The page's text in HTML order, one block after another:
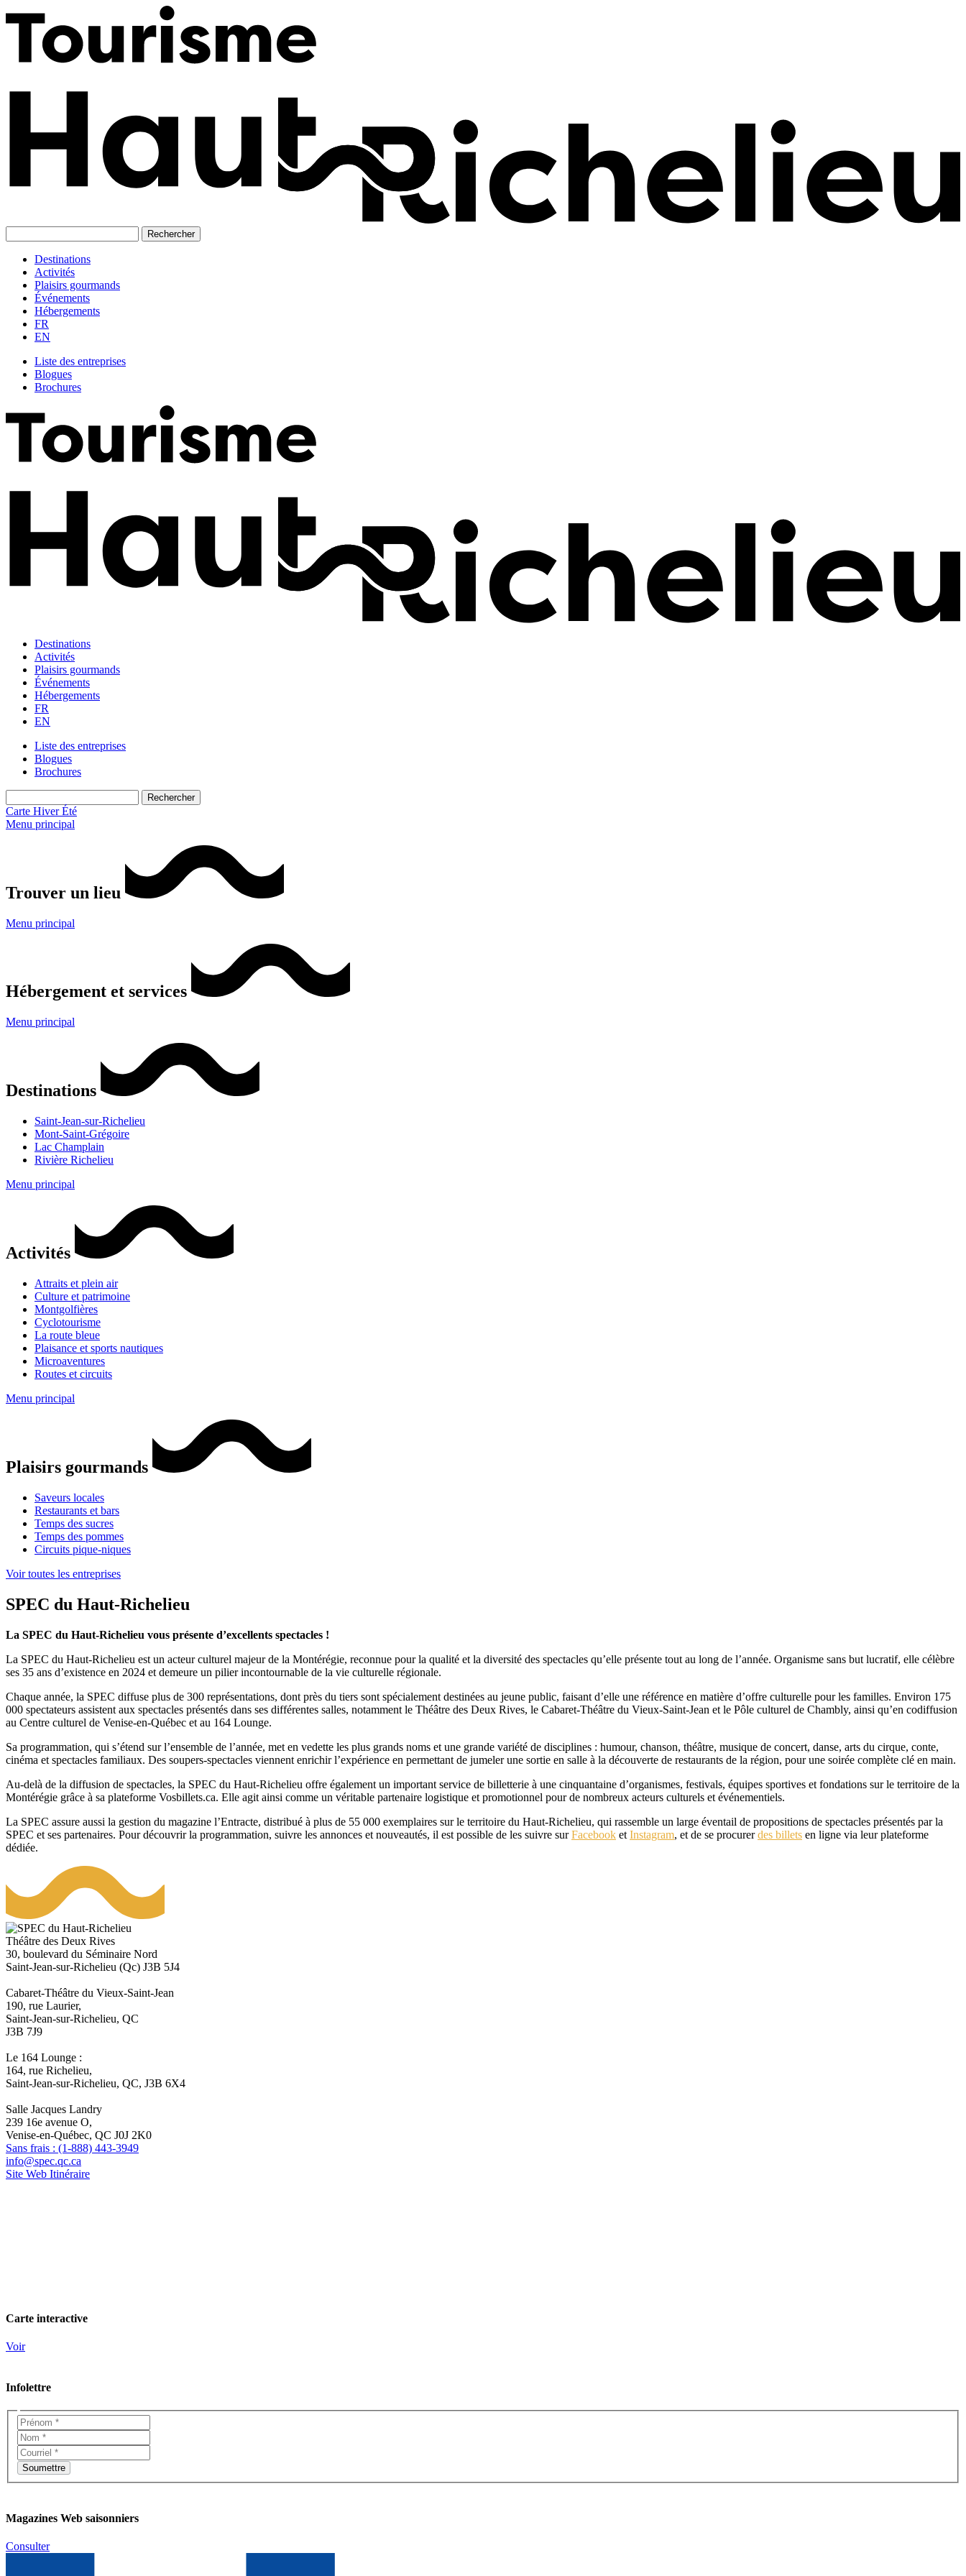
Skip
to
Destinations
Activités
Plaisirs gourmands
Événements
Hébergements
FR
EN
Liste des entreprises
Blogues
Brochures
Destinations
Activités
Plaisirs gourmands
Événements
Hébergements
FR
EN
Liste des entreprises
Blogues
Brochures
Carte Hiver Été
Menu principal
Trouver un lieu
Menu principal
Hébergement et services
Menu principal
Destinations
Saint-Jean-sur-Richelieu
Mont-Saint-Grégoire
Lac Champlain
Rivière Richelieu
Menu principal
Activités
Attraits et plein air
Culture et patrimoine
Montgolfières
Cyclotourisme
La route bleue
Plaisance et sports nautiques
Microaventures
Routes et circuits
Menu principal
Plaisirs gourmands
Saveurs locales
Restaurants et bars
Temps des sucres
Temps des pommes
Circuits pique-niques
Voir toutes les entreprises
SPEC du Haut-Richelieu
La SPEC du Haut-Richelieu vous présente d’excellents spectacles !
La SPEC du Haut-Richelieu est un acteur culturel majeur de la Montérégie, reconnue pour la qualité et la diversité des spectacles qu’elle présente tout au long de l’année. Organisme sans but lucratif, elle célèbre
ses 35 ans d’existence en 2024 et demeure un pilier incontournable de la vie culturelle régionale.
Chaque année, la SPEC diffuse plus de 300 représentations, dont près du tiers sont spécialement destinées au jeune public, faisant d’elle une référence en matière d’offre culturelle pour les familles. Environ 175
000 spectateurs assistent aux spectacles présentés dans ses différentes salles, notamment le Théâtre des Deux Rives, le Cabaret-Théâtre du Vieux-Saint-Jean et le Pôle culturel de Chambly, ainsi qu’en codiffusion
au Centre culturel de Venise-en-Québec et au 164 Lounge.
Sa programmation, qui s’étend sur l’ensemble de l’année, met en vedette les plus grands noms et une grande variété de disciplines : humour, chanson, théâtre, musique de concert, danse, arts du cirque, conte,
cinéma et spectacles familiaux. Des soupers-spectacles viennent enrichir l’expérience en permettant de jumeler une sortie en salle à la découverte de restaurants de la région, pour une soirée complète clé en main.
Au-delà de la diffusion de spectacles, la SPEC du Haut-Richelieu offre également un important service de billetterie à une cinquantaine d’organismes, festivals, équipes sportives et fondations sur le territoire de la
Montérégie grâce à sa plateforme Vosbillets.ca. Elle agit ainsi comme un véritable partenaire logistique et promotionnel pour de nombreux acteurs culturels et événementiels.
La SPEC assure aussi la gestion du magazine l’Entracte, distribué à plus de 55 000 exemplaires sur le territoire du Haut-Richelieu, qui rassemble un large éventail de propositions de spectacles présentés par la
SPEC et ses partenaires. Pour découvrir la programmation, suivre les annonces et nouveautés, il est possible de les suivre surFacebook et Instagram, et de se procurerdes billets en ligne via leur plateforme
dédiée.
Théâtre des Deux Rives
30, boulevard du Séminaire Nord
Saint-Jean-sur-Richelieu (Qc) J3B 5J4
Cabaret-Théâtre du Vieux-Saint-Jean
190, rue Laurier,
Saint-Jean-sur-Richelieu, QC
J3B 7J9
Le 164 Lounge :
164, rue Richelieu,
Saint-Jean-sur-Richelieu, QC, J3B 6X4
Salle Jacques Landry
239 16e avenue O,
Venise-en-Québec, QC J0J 2K0
Sans frais : (1-888) 443-3949
info@spec.qc.ca
Site Web Itinéraire
Carte interactive
Voir
Infolettre
Magazines Web saisonniers
Consulter